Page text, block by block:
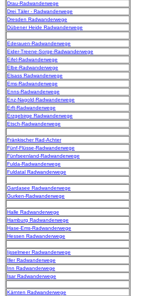
Drau-Radwanderwege
Drei Täler - Radwanderwege
Dresden Radwanderwege
Dübener Heide Radwanderwege
Ederauen-Radwanderwege
Eider-Treene-Sorge-Radwanderwege
Eifel-Radwanderwege
Elbe-Radwanderwege
Elsass Radwanderwege
Ems-Radwanderwege
Enns-Radwanderwege
Enz-Nagold-Radwanderwege
Erft-Radwanderwege
Erzgebirge Radwanderwege
Etsch-Radwanderwege
Fränkischer Rad-Achter
Fünf-Flüsse-Radwanderwege
Fünfseenland-Radwanderwege
Fulda-Radwanderwege
Fuldatal Radwanderwege
Gardasee Radwanderwege
Gurken-Radwanderwege
Halle Radwanderwege
Hamburg Radwanderwege
Hase-Ems-Radwanderwege
Hessen Radwanderwege
Ijsselmeer Radwanderwege
Iller Radwanderwege
Inn Radwanderwege
Isar Radwanderwege
Kärnten Radwanderwege